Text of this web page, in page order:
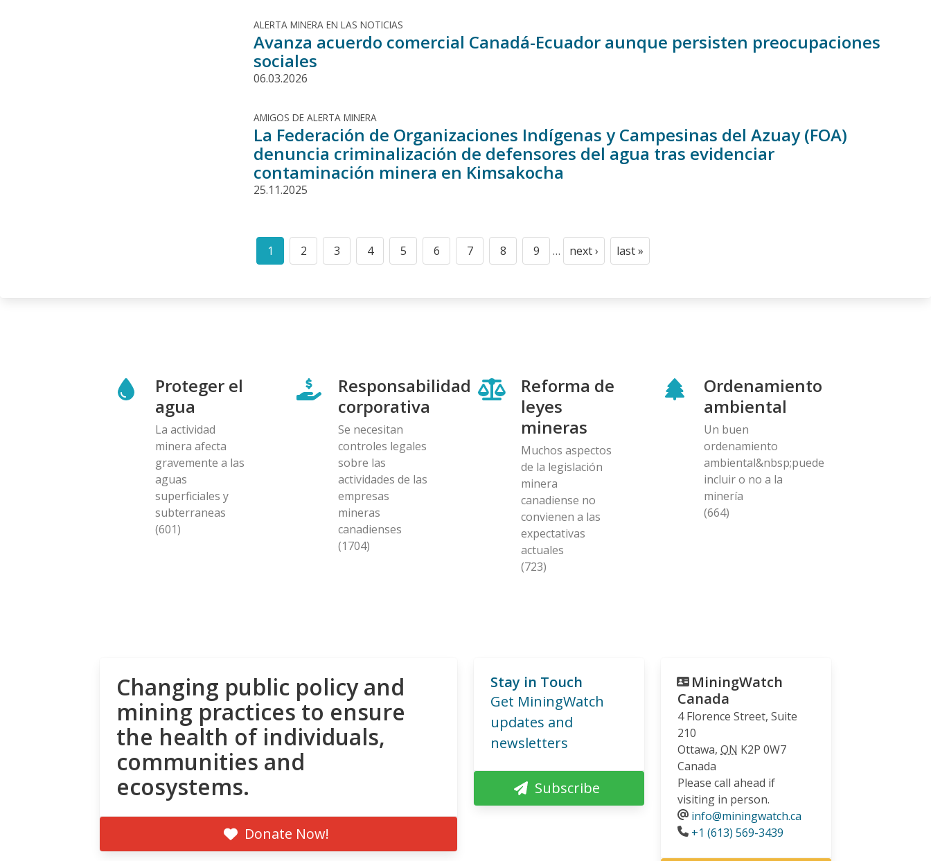
ALERTA MINERA EN LAS NOTICIAS
Avanza acuerdo comercial Canadá-Ecuador aunque persisten preocupaciones
sociales
06.03.2026
AMIGOS DE ALERTA MINERA
La Federación de Organizaciones Indígenas y Campesinas del Azuay (FOA)
denuncia criminalización de defensores del agua tras evidenciar
contaminación minera en Kimsakocha
25.11.2025
Paginación
Current
1
Page
2
Page
3
Page
4
Page
5
Page
6
Page
7
Page
8
Page
9 …
Next
next ›
Last
last »
Proteger el
agua
La actividad
minera afecta
gravemente a las
aguas
superficiales y
subterraneas
(601)
Responsabilidad
corporativa
Se necesitan
controles legales
sobre las
actividades de las
empresas
mineras
canadienses
(1704)
Reforma de
leyes
mineras
Muchos aspectos
de la legislación
minera
canadiense no
convienen a las
expectativas
actuales
(723)
Ordenamiento
ambiental
Un buen
ordenamiento
ambiental&nbsp;puede
incluir o no a la
minería
(664)
Changing public policy and
mining practices to ensure
the health of individuals,
communities and
ecosystems.
Donate Now!
Stay in Touch
Get MiningWatch
updates and
newsletters
Subscribe
MiningWatch
Canada
4 Florence Street, Suite
210
Ottawa, ON K2P 0W7
Canada
Please call ahead if
visiting in person.
info@miningwatch.ca
Phone
+1 (613) 569-3439